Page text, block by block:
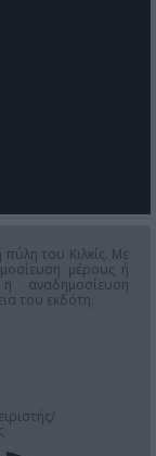
του Κιλκίς. Με
μέρους ή
του εκδότη.